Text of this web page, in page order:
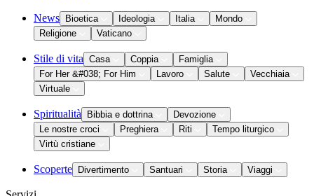
News Bioetica Ideologia Italia
Mondo
Religione
Vaticano
Stile di vita Casa Coppia
Famiglia
For Her &#038; For Him
Lavoro Salute
Vecchiaia
Virtuale
Spiritualità Bibbia e dottrina
Devozione
Le nostre croci
Preghiera Riti
Tempo liturgico
Virtù cristiane
Scoperte Divertimento Santuari Storia Viaggi